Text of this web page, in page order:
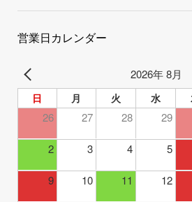
営業日カレンダー
2026年 8月
日 月 火 水
26 27 28 29
2 3 4 5
9 10 11 12